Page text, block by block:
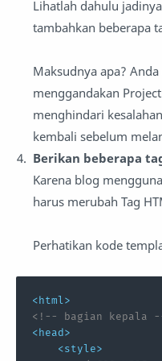
Lihatlah dahulu
tambahkan beberapa
Maksudnya apa?
menggandakan
menghindari
kembali sebelum
Berikan beberapa
Karena blog
harus merubah Tag
Perhatikan kode
<html>
<!-- bagian kepala
<head>
<style>